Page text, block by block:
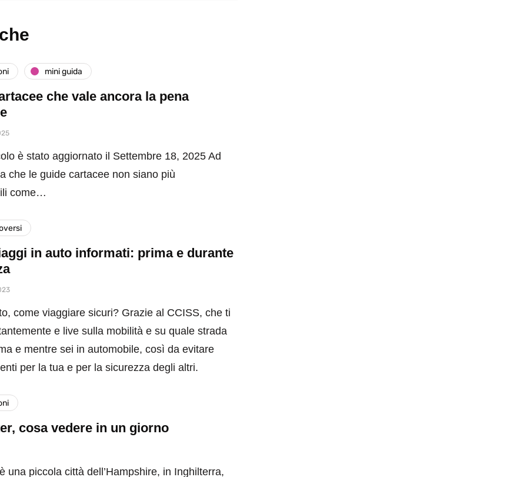
mini guida
che vale ancora la pena
è stato aggiornato il Settembre 18, 2025 Ad
che le guide cartacee non siano più
come…
in auto informati: prima e durante
come viaggiare sicuri? Grazie al CCISS, che ti
e live sulla mobilità e su quale strada
e mentre sei in automobile, così da evitare
per la tua e per la sicurezza degli altri.
cosa vedere in un giorno
una piccola città dell’Hampshire, in Inghilterra,